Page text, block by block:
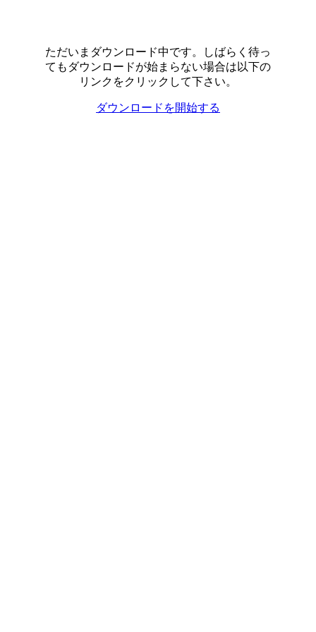
ただいまダウンロード中です。しばらく待っ
てもダウンロードが始まらない場合は以下の
リンクをクリックして下さい。
ダウンロードを開始する